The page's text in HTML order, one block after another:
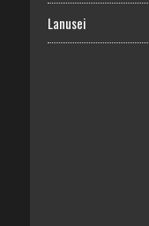
Lanusei